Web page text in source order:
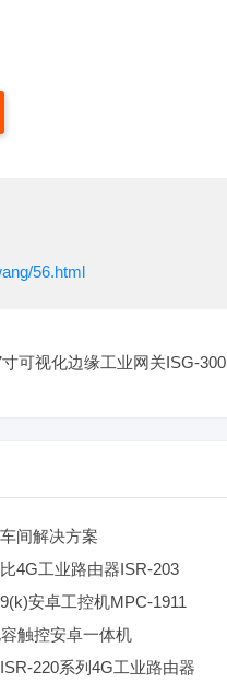
56.html
可视化边缘工业网关ISG-300
间解决方案
4G工业路由器ISR-203
安卓工控机MPC-1911
触控安卓一体机
220系列4G工业路由器